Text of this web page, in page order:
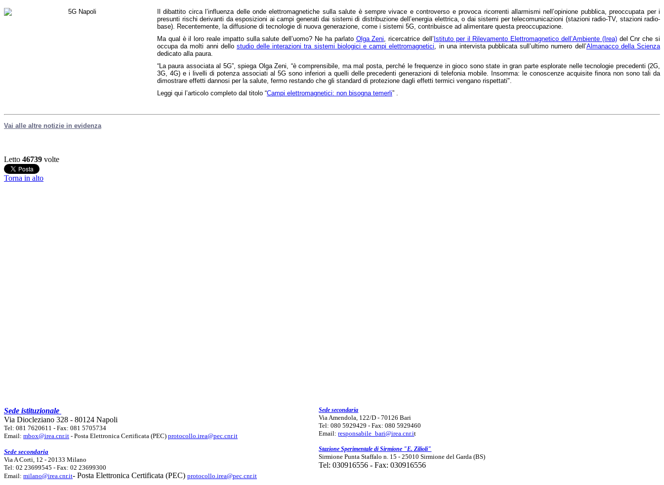
Il dibattito circa l’influenza delle onde elettromagnetiche sulla salute è sempre vivace e controverso e provoca ricorrenti allarmismi nell’opinione pubblica, preoccupata per i
presunti rischi derivanti da esposizioni ai campi generati dai sistemi di distribuzione dell’energia elettrica, o dai sistemi per telecomunicazioni (stazioni radio-TV, stazioni radio-
base). Recentemente, la diffusione di tecnologie di nuova generazione, come i sistemi 5G, contribuisce ad alimentare questa preoccupazione.
Ma qual è il loro reale impatto sulla salute dell’uomo? Ne ha parlato Olga Zeni , ricercatrice dell’ Istituto per il Rilevamento Elettromagnetico dell’Ambiente (Irea)del Cnr che si
occupa da molti anni dello studio delle interazioni tra sistemi biologici e campi elettromagnetici , in una intervista pubblicata sull’ultimo numero dell’Almanacco della Scienza
dedicato alla paura.
“La paura associata al 5G”, spiega Olga Zeni, “è comprensibile, ma mal posta, perché le frequenze in gioco sono state in gran parte esplorate nelle tecnologie precedenti (2G,
3G, 4G) e i livelli di potenza associati al 5G sono inferiori a quelli delle precedenti generazioni di telefonia mobile. Insomma: le conoscenze acquisite finora non sono tali da
dimostrare effetti dannosi per la salute, fermo restando che gli standard di protezione dagli effetti termici vengano rispettati".
Leggi qui l’articolo completo dal titolo “Campi elettromagnetici: non bisogna temerli” .
Vai alle altre notizie in evidenza
Letto 46739 volte
Torna in alto
Sede istituzionale
Via Diocleziano 328 - 80124 Napoli
Tel: 081 7620611 - Fax: 081 5705734
Email: mbox@irea.cnr.it - Posta Elettronica Certificata (PEC) protocollo.irea@pec.cnr.it
Sede secondaria
Via A Corti, 12 - 20133 Milano
Tel: 02 23699545 - Fax: 02 23699300
Email: milano@irea.cnr.it- Posta Elettronica Certificata (PEC) protocollo.irea@pec.cnr.it
Sede secondaria
Via Amendola, 122/D - 70126 Bari
Tel: 080 5929429 - Fax: 080 5929460
Email:responsabile_bari@irea.cnr.it
Stazione Sperimentale di Sirmione "E. Zilioli"
Sirmione Punta Staffalo n. 15 - 25010 Sirmione del Garda (BS)
Tel: 030916556 - Fax: 030916556